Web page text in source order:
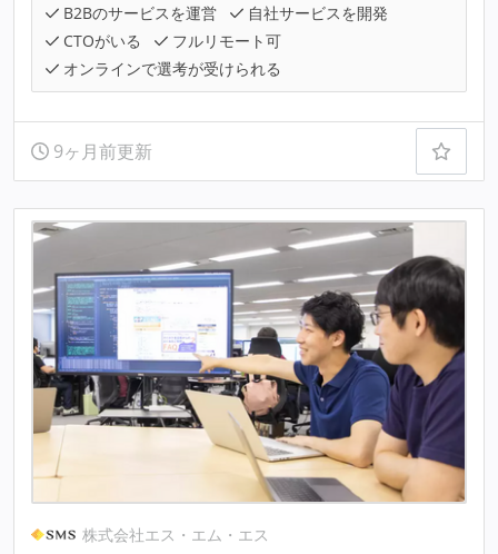
B2Bのサービスを運営
自社サービスを開発
CTOがいる
フルリモート可
オンラインで選考が受けられる
9ヶ月前更新
株式会社エス・エム・エス